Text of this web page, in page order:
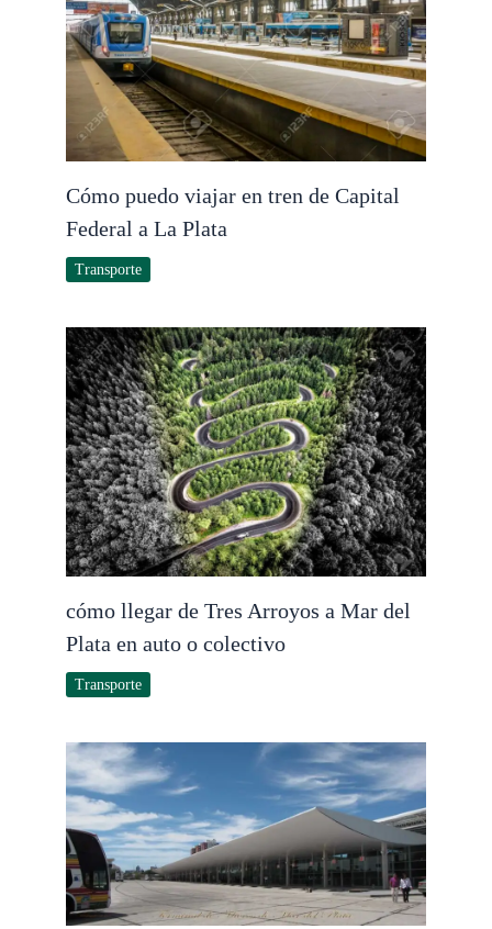
Cómo puedo viajar en tren de Capital
Federal a La Plata
Transporte
cómo llegar de Tres Arroyos a Mar del
Plata en auto o colectivo
Transporte